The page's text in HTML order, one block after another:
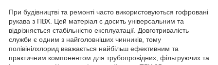
При будівництві та ремонті часто використовуються гофровані
рукава з ПВХ. Цей матеріал є досить універсальним та
відрізняється стабільністю експлуатації. Довготривалість
служби є одним з найголовніших чинників, тому
полівінілхлорид вважається найбільш ефективним та
практичним компонентом для трубопровідних, фільтруючих та